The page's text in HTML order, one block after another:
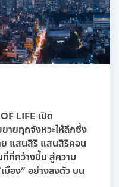
LIFE​ เปิด
ายทุกจังหวะให้ลึกซึ้ง
ย แสนสิริ แสนสิริคอน
ที่กว้างขึ้น สู่ความ
มือง” อย่างลงตัว บน